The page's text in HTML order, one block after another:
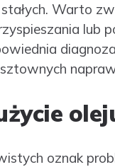
Warto
lub
oznak